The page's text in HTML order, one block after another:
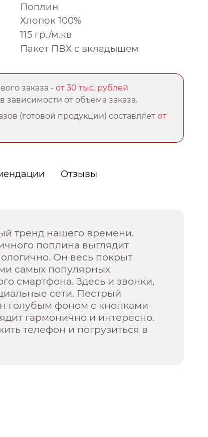
Поплин
Хлопок 100%
115 гр./м.кв
Пакет ПВХ с вкладышем
заказа -от 30 тыс. рублей
зависимости от объема заказа.
(готовой продукции) составляетот
Отзывы
тренд нашего времени.
поплина выглядит
Он весь покрыт
самых популярных
смартфона. Здесь и звонки,
сети. Пестрый
голубым фоном с кнопками-
гармонично и интересно.
телефон и погрузиться в